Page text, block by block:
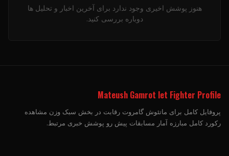
هنوز پوشش اخیری وجود ندارد برای آخرین اخبار و تحلیل ها
دوباره بررسی کنید.
Mateush Gamrot let Fighter Profile
پروفایل کامل برای ماتئوش گامروت رقابت در بخش سبک وزن مشاهده
رکورد کامل مبارزه آمار مسابقات پیش رو پوشش خبری مرتبط.